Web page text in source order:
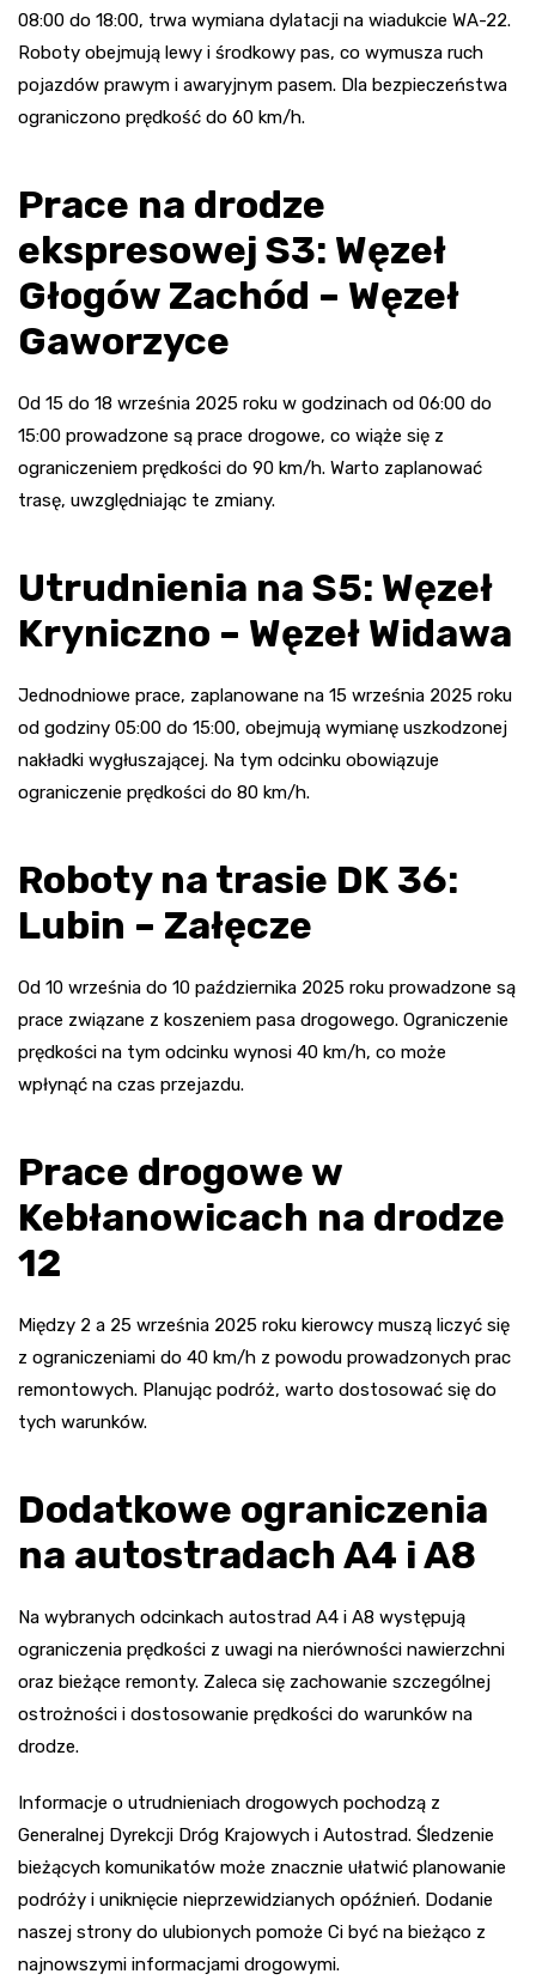
08:00 do 18:00, trwa wymiana dylatacji na wiadukcie WA-22.
Roboty obejmują lewy i środkowy pas, co wymusza ruch
pojazdów prawym i awaryjnym pasem. Dla bezpieczeństwa
ograniczono prędkość do 60 km/h.
Prace na drodze
ekspresowej S3: Węzeł
Głogów Zachód – Węzeł
Gaworzyce
Od 15 do 18 września 2025 roku w godzinach od 06:00 do
15:00 prowadzone są prace drogowe, co wiąże się z
ograniczeniem prędkości do 90 km/h. Warto zaplanować
trasę, uwzględniając te zmiany.
Utrudnienia na S5: Węzeł
Kryniczno – Węzeł Widawa
Jednodniowe prace, zaplanowane na 15 września 2025 roku
od godziny 05:00 do 15:00, obejmują wymianę uszkodzonej
nakładki wygłuszającej. Na tym odcinku obowiązuje
ograniczenie prędkości do 80 km/h.
Roboty na trasie DK 36:
Lubin – Załęcze
Od 10 września do 10 października 2025 roku prowadzone są
prace związane z koszeniem pasa drogowego. Ograniczenie
prędkości na tym odcinku wynosi 40 km/h, co może
wpłynąć na czas przejazdu.
Prace drogowe w
Kebłanowicach na drodze
12
Między 2 a 25 września 2025 roku kierowcy muszą liczyć się
z ograniczeniami do 40 km/h z powodu prowadzonych prac
remontowych. Planując podróż, warto dostosować się do
tych warunków.
Dodatkowe ograniczenia
na autostradach A4 i A8
Na wybranych odcinkach autostrad A4 i A8 występują
ograniczenia prędkości z uwagi na nierówności nawierzchni
oraz bieżące remonty. Zaleca się zachowanie szczególnej
ostrożności i dostosowanie prędkości do warunków na
drodze.
Informacje o utrudnieniach drogowych pochodzą z
Generalnej Dyrekcji Dróg Krajowych i Autostrad. Śledzenie
bieżących komunikatów może znacznie ułatwić planowanie
podróży i uniknięcie nieprzewidzianych opóźnień. Dodanie
naszej strony do ulubionych pomoże Ci być na bieżąco z
najnowszymi informacjami drogowymi.